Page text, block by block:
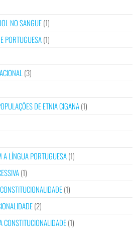
NO SANGUE(1)
PORTUGUESA(1)
(3)
DE ETNIA CIGANA(1)
A LÍNGUA PORTUGUESA(1)
(1)
(1)
(2)
CONSTITUCIONALIDADE(1)